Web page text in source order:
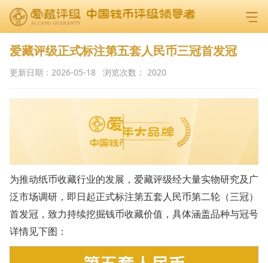
爱藏评级正式标注第五套人民币三冠首发冠
更新日期： 2026-05-18 浏览次数： 2020
为推动纸币收藏行业的发展，爱藏评级经大量实物研究及广
泛市场调研，即日起正式标注第五套人民币第二轮（三冠）
首发冠，致力持续挖掘钱币收藏价值，具体涵盖品种与冠号
详情见下图：